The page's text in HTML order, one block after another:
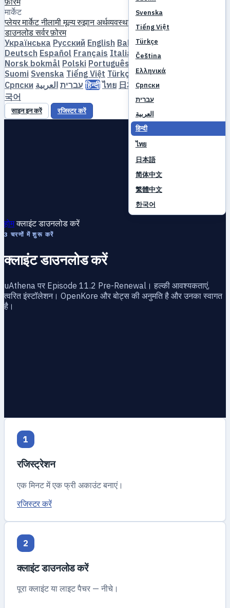
Svenska
Tiếng Việt
Türkçe
Čeština
Ελληνικά
Српски
עברית
العربية
हिन्दी
ไทย
日本語
简体中文
繁體中文
한국어
मार्केट
प्लेयर मार्केटनीलामीमूल्य रुझानअर्थव्यवस्था
डाउनलोडसर्वरफ़ोरम
Українська Русский English Bahasa Indonesia
Deutsch Español Français Italiano Magyar
Norsk bokmål Polski Português
Suomi Svenska Tiếng Việt Türkçe Čeština
Српски
עברית العربية हिन्दी ไทย 日本語 简体中文
국어
साइन इन करें रजिस्टर करें
होम क्लाइंट डाउनलोड करें
3 चरणों में शुरू करें
क्लाइंट डाउनलोड करें
uAthena पर Episode 11.2 Pre-Renewal। हल्की आवश्यकताएं,
त्वरित इंस्टॉलेशन। OpenKore और बोट्स की अनुमति है और उनका स्वागत
है।
1
रजिस्ट्रेशन
एक मिनट में एक फ्री अकाउंट बनाएं।
रजिस्टर करें
2
क्लाइंट डाउनलोड करें
पूरा क्लाइंट या लाइट पैचर — नीचे।